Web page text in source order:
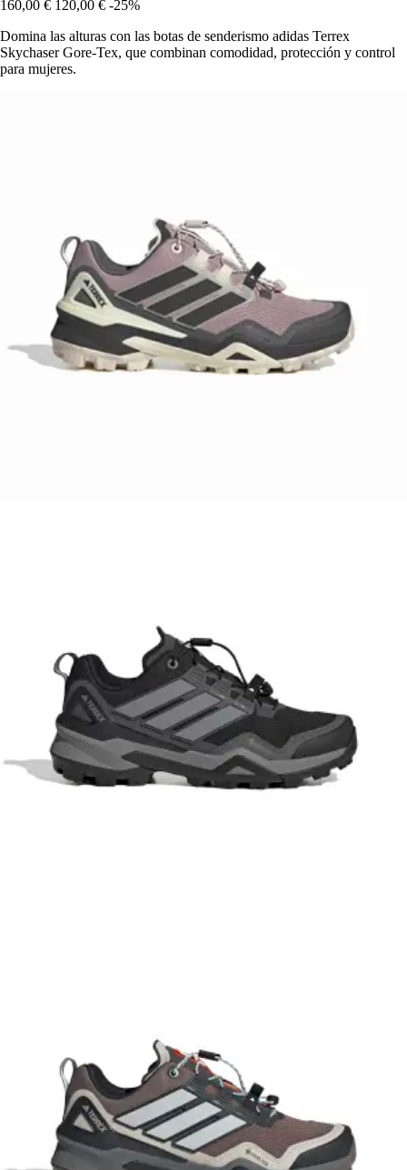
160,00 € 120,00 € -25%
Domina las alturas con las botas de senderismo adidas Terrex
Skychaser Gore-Tex, que combinan comodidad, protección y control
para mujeres.